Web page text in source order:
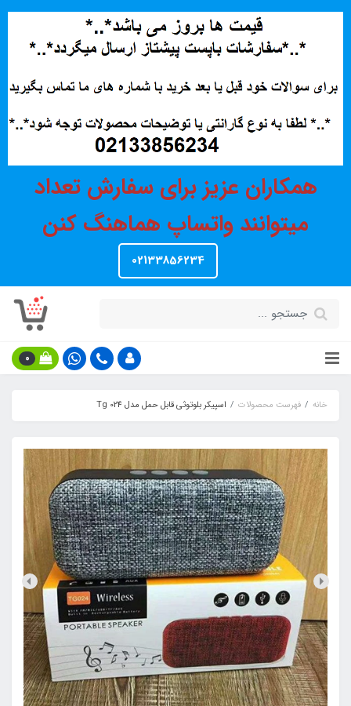
همکاران عزیز برای سفارش تعداد
میتوانند واتساپ هماهنگ کنن
02133856234
0
خانه فهرست محصولات اسپیکر بلوتوثی قابل حمل مدل Tg 024